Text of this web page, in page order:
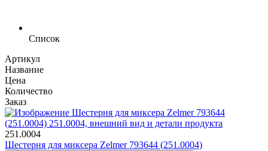
Список
Артикул
Название
Цена
Количество
Заказ
251.0004
Шестерня для миксера Zelmer 793644 (251.0004)